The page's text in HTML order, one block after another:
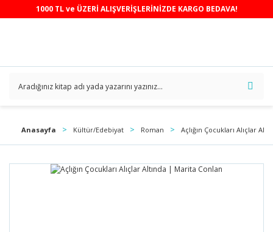
1000 TL ve ÜZERİ ALIŞVERİŞLERİNİZDE KARGO BEDAVA!
Anasayfa Kültür/Edebiyat Roman Açlığın Çocukları Alıçlar